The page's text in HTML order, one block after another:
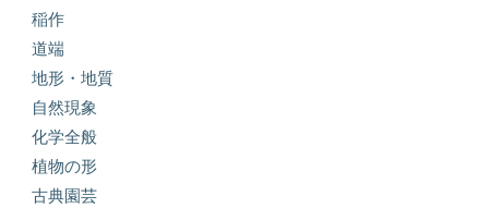
稲作
道端
地形・地質
自然現象
化学全般
植物の形
古典園芸